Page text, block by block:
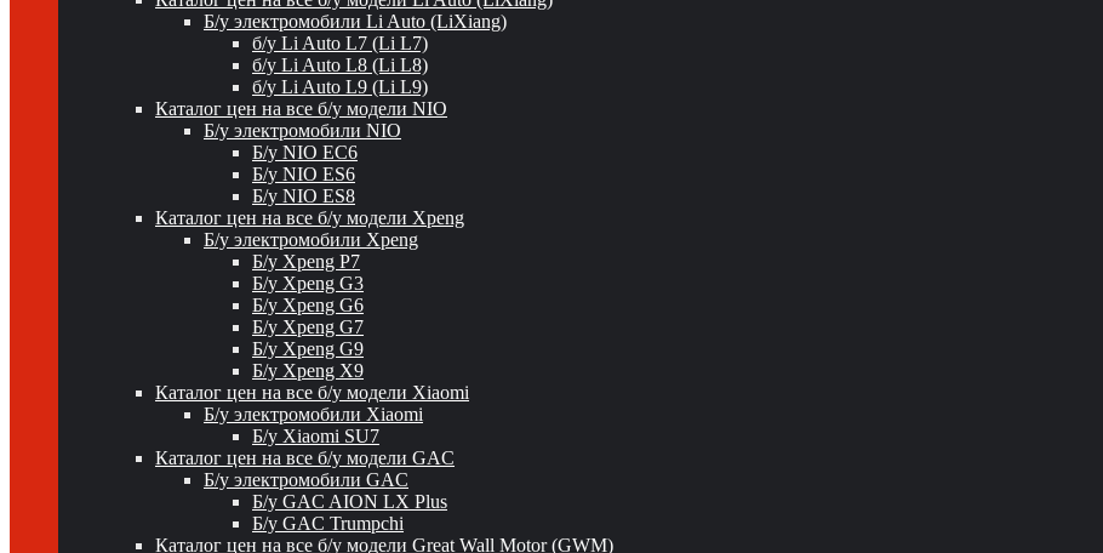
Б/у электромобили Li Auto (LiXiang)
б/у Li Auto L7 (Li L7)
б/у Li Auto L8 (Li L8)
б/у Li Auto L9 (Li L9)
Каталог цен на все б/у модели NIO
Б/у электромобили NIO
Б/у NIO EC6
Б/у NIO ES6
Б/у NIO ES8
Каталог цен на все б/у модели Xpeng
Б/у электромобили Xpeng
Б/у Xpeng P7
Б/у Xpeng G3
Б/у Xpeng G6
Б/у Xpeng G7
Б/у Xpeng G9
Б/у Xpeng X9
Каталог цен на все б/у модели Xiaomi
Б/у электромобили Xiaomi
Б/у Xiaomi SU7
Каталог цен на все б/у модели GAC
Б/у электромобили GAC
Б/у GAC AION LX Plus
Б/у GAC Trumpchi
Каталог цен на все б/у модели Great Wall Motor (GWM)